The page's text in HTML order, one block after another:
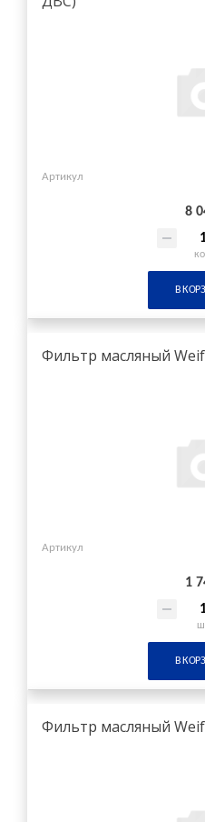
Артикул
8
В
Фильтр масляный
Артикул
1
В
Фильтр масляный